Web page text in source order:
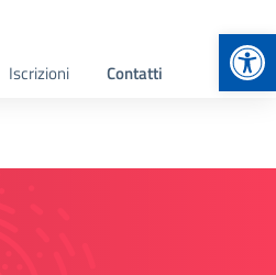
Iscrizioni Contatti